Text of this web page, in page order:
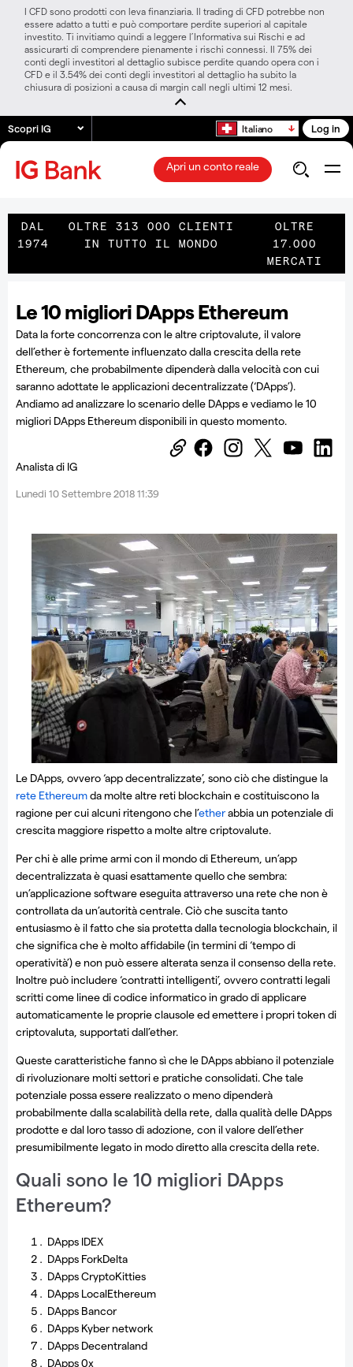
I CFD sono prodotti con leva finanziaria. Il trading di CFD potrebbe non
essere adatto a tutti e può comportare perdite superiori al capitale
investito. Ti invitiamo quindi a leggere l’Informativa sui Rischi e ad
assicurarti di comprendere pienamente i rischi connessi. Il 75% dei
conti degli investitori al dettaglio subisce perdite quando opera con i
CFD e il 3.54% dei conti degli investitori al dettaglio ha subito la
chiusura di posizioni a causa di margin call negli ultimi 12 mesi.
Scopri IG Italiano Log in
Apri un conto reale
DAL
1974
OLTRE 313 000 CLIENTI
IN TUTTO IL MONDO
OLTRE
17.000
MERCATI
Le 10 migliori DApps Ethereum
Data la forte concorrenza con le altre criptovalute, il valore
dell’ether è fortemente influenzato dalla crescita della rete
Ethereum, che probabilmente dipenderà dalla velocità con cui
saranno adottate le applicazioni decentralizzate (‘DApps’).
Andiamo ad analizzare lo scenario delle DApps e vediamo le 10
migliori DApps Ethereum disponibili in questo momento.
Analista di IG
Lunedi 10 Settembre 2018 11:39
Le DApps, ovvero ‘app decentralizzate’, sono ciò che distingue la
rete Ethereumda molte altre reti blockchain e costituiscono la
ragione per cui alcuni ritengono che l’etherabbia un potenziale di
crescita maggiore rispetto a molte altre criptovalute.
Per chi è alle prime armi con il mondo di Ethereum, un’app
decentralizzata è quasi esattamente quello che sembra:
un’applicazione software eseguita attraverso una rete che non è
controllata da un’autorità centrale. Ciò che suscita tanto
entusiasmo è il fatto che sia protetta dalla tecnologia blockchain, il
che significa che è molto affidabile (in termini di ‘tempo di
operatività’) e non può essere alterata senza il consenso della rete.
Inoltre può includere ‘contratti intelligenti’, ovvero contratti legali
scritti come linee di codice informatico in grado di applicare
automaticamente le proprie clausole ed emettere i propri token di
criptovaluta, supportati dall’ether.
Queste caratteristiche fanno sì che le DApps abbiano il potenziale
di rivoluzionare molti settori e pratiche consolidati. Che tale
potenziale possa essere realizzato o meno dipenderà
probabilmente dalla scalabilità della rete, dalla qualità delle DApps
prodotte e dal loro tasso di adozione, con il valore dell’ether
presumibilmente legato in modo diretto alla crescita della rete.
Quali sono le 10 migliori DApps
Ethereum?
DApps IDEX
DApps ForkDelta
DApps CryptoKitties
DApps LocalEthereum
DApps Bancor
DApps Kyber network
DApps Decentraland
DApps 0x